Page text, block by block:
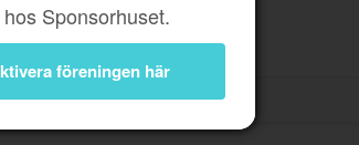
Sponsorhuset.
föreningen här